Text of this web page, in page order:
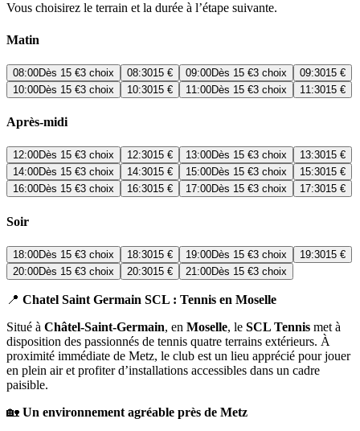
Vous choisirez le terrain et la durée à l’étape suivante.
Matin
08:00Dès 15 €3 choix 08:3015 € 09:00Dès 15 €3 choix 09:3015 €
10:00Dès 15 €3 choix 10:3015 € 11:00Dès 15 €3 choix 11:3015 €
Après-midi
12:00Dès 15 €3 choix 12:3015 € 13:00Dès 15 €3 choix 13:3015 €
14:00Dès 15 €3 choix 14:3015 € 15:00Dès 15 €3 choix 15:3015 €
16:00Dès 15 €3 choix 16:3015 € 17:00Dès 15 €3 choix 17:3015 €
Soir
18:00Dès 15 €3 choix 18:3015 € 19:00Dès 15 €3 choix 19:3015 €
20:00Dès 15 €3 choix 20:3015 € 21:00Dès 15 €3 choix
📍 Chatel Saint Germain SCL : Tennis en Moselle
Situé à Châtel-Saint-Germain, en Moselle, le SCL Tennis met à
disposition des passionnés de tennis quatre terrains extérieurs. À
proximité immédiate de Metz, le club est un lieu apprécié pour jouer
en plein air et profiter d’installations accessibles dans un cadre
paisible.
🏡 Un environnement agréable près de Metz